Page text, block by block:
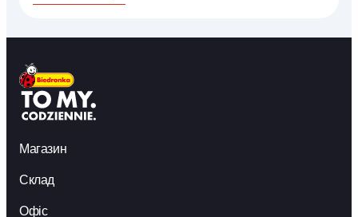
Магазин
Склад
Офіс